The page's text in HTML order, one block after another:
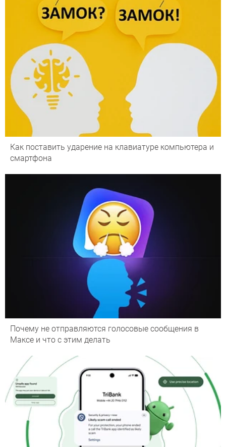
Как поставить ударение на клавиатуре компьютера и
смартфона
Почему не отправляются голосовые сообщения в
Максе и что с этим делать